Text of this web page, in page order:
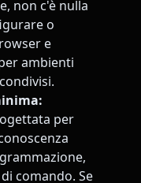
non c'è nulla
o
e
ambienti
per
comando. Se